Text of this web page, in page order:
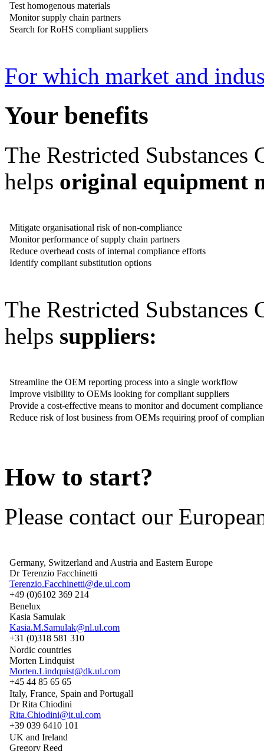
Test homogenous materials
Monitor supply chain partners
Search for RoHS compliant suppliers
For which market and
Your benefits
The Restricted Substances
helps original equipment
Mitigate organisational risk of non-compliance
Monitor performance of supply chain partners
Reduce overhead costs of internal compliance efforts
Identify compliant substitution options
The Restricted Substances
helps suppliers:
Streamline the OEM reporting process into a single workflow
Improve visibility to OEMs looking for compliant suppliers
Provide a cost-effective means to monitor and document compliance
Reduce risk of lost business from OEMs requiring proof of
How to start?
Please contact our
Germany, Switzerland and Austria and Eastern Europe
Dr Terenzio Facchinetti
Terenzio.Facchinetti@de.ul.com
+49 (0)6102 369 214
Benelux
Kasia Samulak
Kasia.M.Samulak@nl.ul.com
+31 (0)318 581 310
Nordic countries
Morten Lindquist
Morten.Lindquist@dk.ul.com
+45 44 85 65 65
Italy, France, Spain and Portugall
Dr Rita Chiodini
Rita.Chiodini@it.ul.com
+39 039 6410 101
UK and Ireland
Gregory Reed